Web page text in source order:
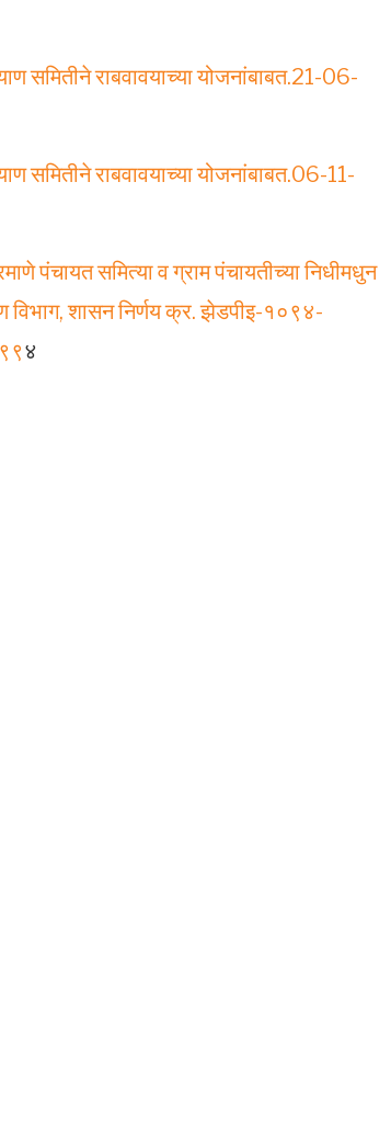
समितीने राबवावयाच्या योजनांबाबत.21-06-
समितीने राबवावयाच्या योजनांबाबत.06-11-
पंचायत समित्या व ग्राम पंचायतीच्या निधीमधुन
विभाग, शासन निर्णय क्र. झेडपीइ-१०९४-
४